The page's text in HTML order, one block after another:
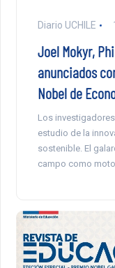
Diario UCHILE
Joel Mokyr,
anunciados
Nobel de
Los
estudio de la
sostenible. El
campo como